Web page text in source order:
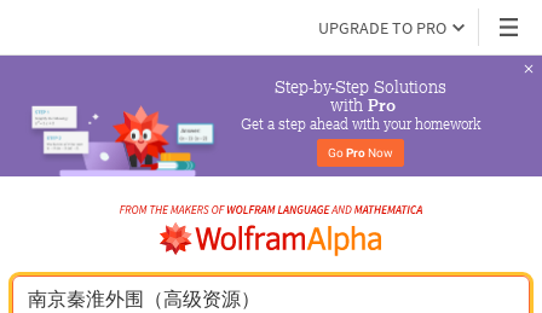
UPGRADE TO PRO
Step-by-Step Solutions
with Pro
Get a step ahead with your homework
Go Pro Now
南京秦淮外围（高级资源）